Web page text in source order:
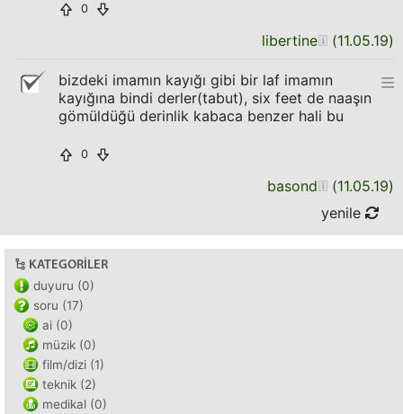
0
libertine (11.05.19)
bizdeki imamın kayığı gibi bir laf imamın
kayığına bindi derler(tabut), six feet de naaşın
gömüldüğü derinlik kabaca benzer hali bu
0
basond (11.05.19)
yenile
KATEGORILER
duyuru (0)
soru (17)
ai (0)
müzik (0)
film/dizi (1)
teknik (2)
medikal (0)